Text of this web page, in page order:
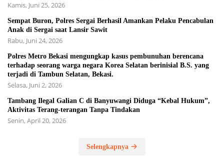
Kamis, Juni 25, 2026
Sempat Buron, Polres Sergai Berhasil Amankan Pelaku Pencabulan
Anak di Sergai saat Lansir Sawit
Rabu, Juni 24, 2026
Polres Metro Bekasi mengungkap kasus pembunuhan berencana
terhadap seorang warga negara Korea Selatan berinisial B.S. yang
terjadi di Tambun Selatan, Bekasi.
Selasa, Juni 2, 2026
Tambang Ilegal Galian C di Banyuwangi Diduga “Kebal Hukum”,
Aktivitas Terang-terangan Tanpa Tindakan
Senin, April 20, 2026
Selengkapnya